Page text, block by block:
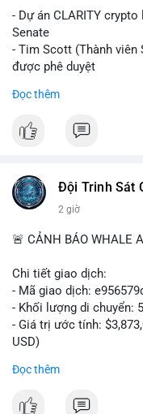
- Dự án CLARITY
Senate
- Tim Scott (Thành viên
được phê duyệt
trình
#vlikevn #titanbot
Đọc thêm
Đội Trinh Sát
2 giờ
🚨 CẢNH BÁO WHALE
Chi tiết giao dịch:
- Mã giao dịch:
- Khối lượng di chuyển:
- Giá trị ước tính:
USD)
kích hoạt di chuyển
Đọc thêm